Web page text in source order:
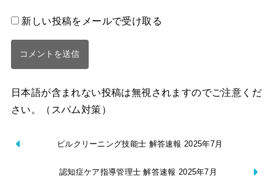
新しい投稿をメールで受け取る
日本語が含まれない投稿は無視されますのでご注意くだ
さい。（スパム対策）
ビルクリーニング技能士 解答速報 2025年7月
認知症ケア指導管理士 解答速報 2025年7月